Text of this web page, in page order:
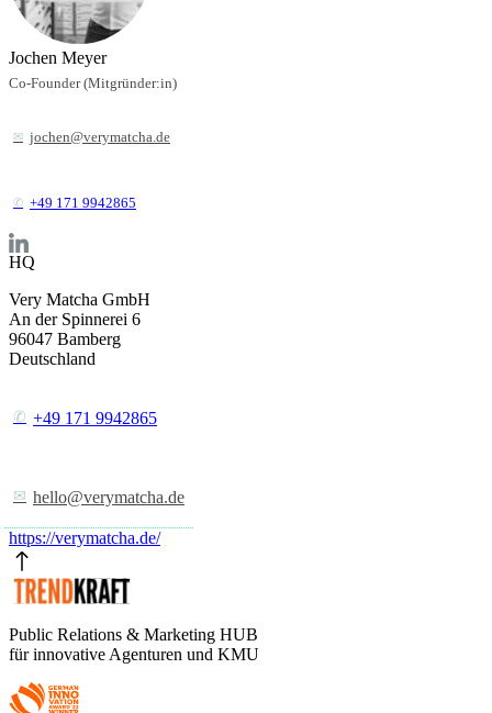
Jochen Meyer
Co-Founder (Mitgründer:in)
jochen@verymatcha.de
+49 171 9942865
HQ
Very Matcha GmbH
An der Spinnerei 6
96047 Bamberg
Deutschland
+49 171 9942865
hello@verymatcha.de
https://verymatcha.de/
Public Relations & Marketing HUB
für innovative Agenturen und KMU